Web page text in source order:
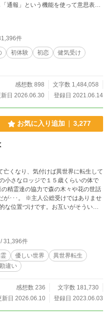
らっしゃいましたら、皆様が安全な
、とても心強いです。 「恋なんかじ
てこなくなるのを願って。 とりあえ
る方もいるかもしれませんので、こ
のどかに甘々を読
かった攻めくんが、平凡だけど可愛
です(*´艸`*)♡ 中の皆、ちょっ
※ただただ、好き
名がよろしければ、Twitterのマシュ
ツヨシさまの「人間
件
初体験 初恋
健気受け
感想数 898
文字数 1,484,058
日 2026.06.30
登録日 2021.06.14
お気に入り追加 3,277
くなり、気付けば異世界に転生して
精霊達の協力で森の木々や花の世話
はありませ
な位置づけです。お互いがそういう
思います。 息抜きです。不定期更
せ。 ※だいぶ時間が空きましたが、
てありがとうございます。
31,396件
優しい世界
異世界転生
違い
感想数 236
文字数 181,730
新日 2026.06.10
登録日 2023.06.03